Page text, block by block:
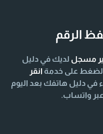
الرقم
مسجل لديك في دليل
على خدمة انقر
في دليل هاتفك بعد اليوم
واتساب.